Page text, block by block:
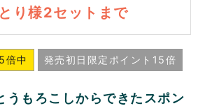
り様2セットまで
倍中 発売初日限定ポイント15倍
うもろこしからできたスポン